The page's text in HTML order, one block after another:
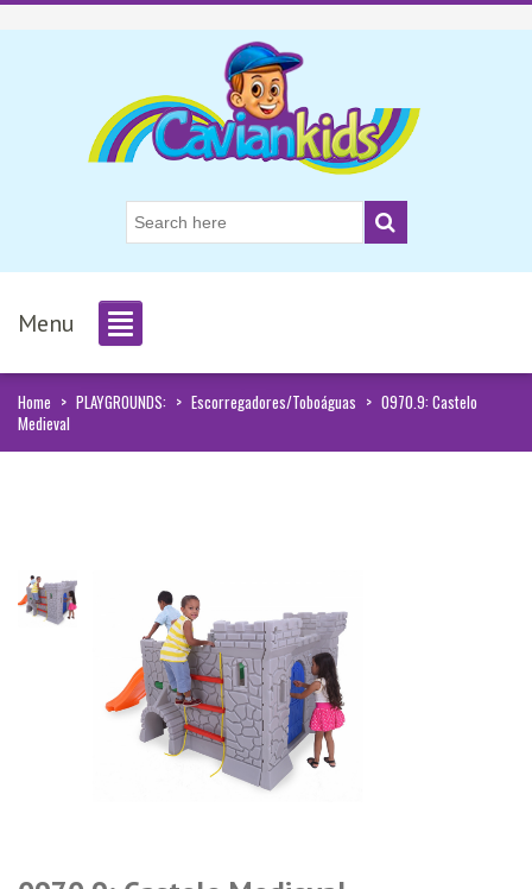
Menu
Home > PLAYGROUNDS: > Escorregadores/Toboáguas > 0970.9: Castelo
Medieval